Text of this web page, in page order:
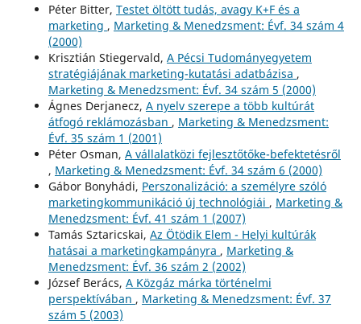
Péter Bitter, Testet öltött tudás, avagy K+F és a
marketing , Marketing & Menedzsment: Évf. 34 szám 4
(2000)
Krisztián Stiegervald, A Pécsi Tudományegyetem
stratégiájának marketing-kutatási adatbázisa ,
Marketing & Menedzsment: Évf. 34 szám 5 (2000)
Ágnes Derjanecz, A nyelv szerepe a több kultúrát
átfogó reklámozásban , Marketing & Menedzsment:
Évf. 35 szám 1 (2001)
Péter Osman, A vállalatközi fejlesztőtőke-befektetésről
, Marketing & Menedzsment: Évf. 34 szám 6 (2000)
Gábor Bonyhádi, Perszonalizáció: a személyre szóló
marketingkommunikáció új technológiái , Marketing &
Menedzsment: Évf. 41 szám 1 (2007)
Tamás Sztaricskai, Az Ötödik Elem - Helyi kultúrák
hatásai a marketingkampányra , Marketing &
Menedzsment: Évf. 36 szám 2 (2002)
József Berács, A Közgáz márka történelmi
perspektívában , Marketing & Menedzsment: Évf. 37
szám 5 (2003)